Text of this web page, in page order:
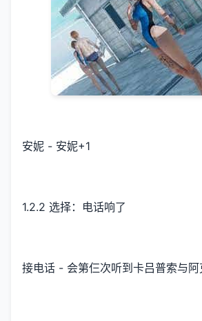
安妮 - 安妮+1
1.2.2 选择：电话响了
接电话 - 会第仨次听到卡吕普索与阿